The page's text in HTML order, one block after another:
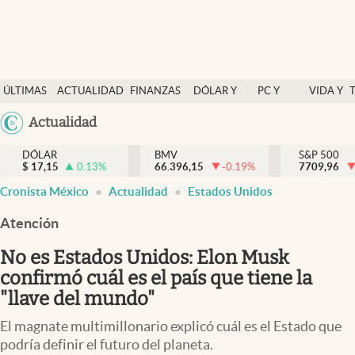
ÚLTIMAS
NOTICIAS
ACTUALIDAD
FINANZAS
DÓLAR Y
PC Y
VIDA Y
México
Actualidad
Actualidad
Finanzas y economía
Dólar y mercados
Pc y celular
Vida y estilo
Tv
DÓLAR
$ 17,15 0.13%
BMV
66.396,15
-0.19%
S&P 500
7709,96
Cronista México Actualidad Estados Unidos
Atención
No es Estados Unidos: Elon Musk
confirmó cuál es el país que tiene la
"llave del mundo"
El magnate multimillonario explicó cuál es el Estado que
podría definir el futuro del planeta.